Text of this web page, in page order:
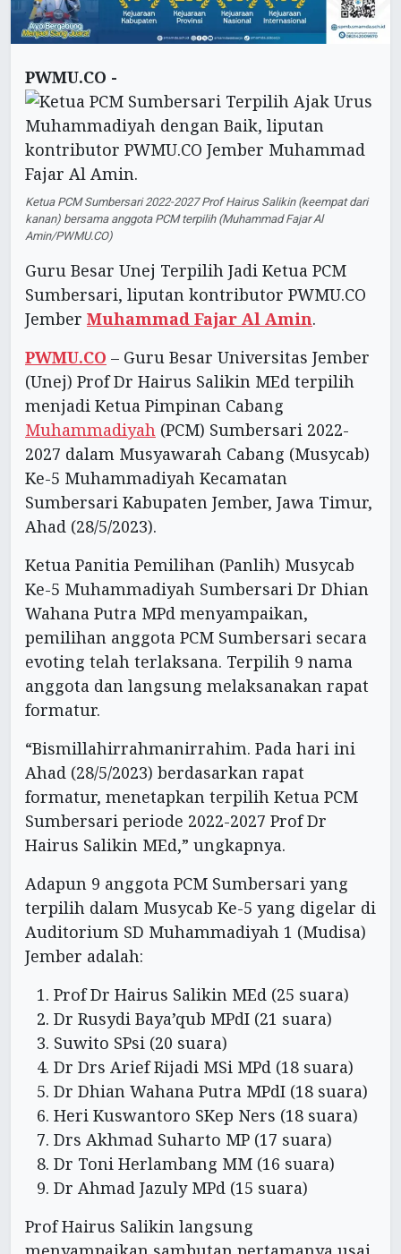
PWMU.CO -
Ketua PCM Sumbersari 2022-2027 Prof Hairus Salikin (keempat dari
kanan) bersama anggota PCM terpilih (Muhammad Fajar Al
Amin/PWMU.CO)
Guru Besar Unej Terpilih Jadi Ketua PCM
Sumbersari, liputan kontributor PWMU.CO
Jember Muhammad Fajar Al Amin.
PWMU.CO – Guru Besar Universitas Jember
(Unej) Prof Dr Hairus Salikin MEd terpilih
menjadi Ketua Pimpinan Cabang
Muhammadiyah (PCM) Sumbersari 2022-
2027 dalam Musyawarah Cabang (Musycab)
Ke-5 Muhammadiyah Kecamatan
Sumbersari Kabupaten Jember, Jawa Timur,
Ahad (28/5/2023).
Ketua Panitia Pemilihan (Panlih) Musycab
Ke-5 Muhammadiyah Sumbersari Dr Dhian
Wahana Putra MPd menyampaikan,
pemilihan anggota PCM Sumbersari secara
evoting telah terlaksana. Terpilih 9 nama
anggota dan langsung melaksanakan rapat
formatur.
“Bismillahirrahmanirrahim. Pada hari ini
Ahad (28/5/2023) berdasarkan rapat
formatur, menetapkan terpilih Ketua PCM
Sumbersari periode 2022-2027 Prof Dr
Hairus Salikin MEd,” ungkapnya.
Adapun 9 anggota PCM Sumbersari yang
terpilih dalam Musycab Ke-5 yang digelar di
Auditorium SD Muhammadiyah 1 (Mudisa)
Jember adalah:
Prof Dr Hairus Salikin MEd (25 suara)
Dr Rusydi Baya’qub MPdI (21 suara)
Suwito SPsi (20 suara)
Dr Drs Arief Rijadi MSi MPd (18 suara)
Dr Dhian Wahana Putra MPdI (18 suara)
Heri Kuswantoro SKep Ners (18 suara)
Drs Akhmad Suharto MP (17 suara)
Dr Toni Herlambang MM (16 suara)
Dr Ahmad Jazuly MPd (15 suara)
Prof Hairus Salikin langsung